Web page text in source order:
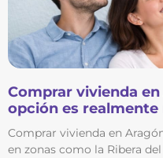
Comprar vivienda
opción es
Comprar vivienda en
en zonas como la Ribera